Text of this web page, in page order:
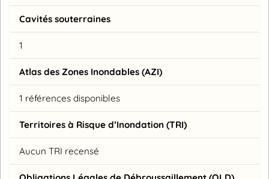
Cavités souterraines
1
Atlas des Zones Inondables (AZI)
1 références disponibles
Territoires à Risque d’Inondation (TRI)
Aucun TRI recensé